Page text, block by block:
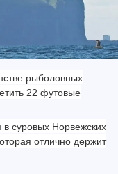
рыболовных
22 футовые
суровых Норвежских
отлично держит